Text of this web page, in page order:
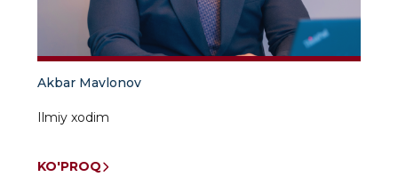
Akbar Mavlonov
Ilmiy xodim
KO'PROQ